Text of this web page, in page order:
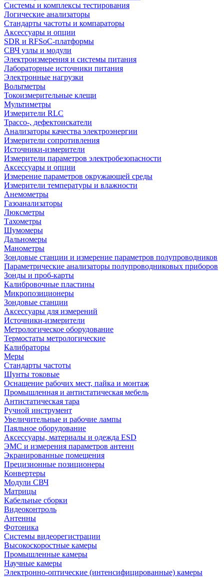
Системы и комплексы тестирования
Логические анализаторы
Стандарты частоты и компараторы
Аксессуары и опции
SDR и RFSoC‑платформы
СВЧ узлы и модули
Электроизмерения и системы питания
Лабораторные источники питания
Электронные нагрузки
Вольтметры
Токоизмерительные клещи
Мультиметры
Измерители RLC
Трассо-, дефектоискатели
Анализаторы качества электроэнергии
Измерители сопротивления
Источники-измерители
Измерители параметров электробезопасности
Аксессуары и опции
Измерение параметров окружающей среды
Измерители температуры и влажности
Анемометры
Газоанализаторы
Люксметры
Тахометры
Шумомеры
Дальномеры
Манометры
Зондовые станции и измерение параметров полупроводников
Параметрические анализаторы полупроводниковых приборов
Зонды и проб-карты
Калибровочные пластины
Микропозиционеры
Зондовые станции
Аксессуары для измерений
Источники-измерители
Метрологическое оборудование
Термостаты метрологические
Калибраторы
Меры
Стандарты частоты
Шунты токовые
Оснащение рабочих мест, пайка и монтаж
Промышленная и антистатическая мебель
Антистатическая тара
Ручной инструмент
Увеличительные и рабочие лампы
Паяльное оборудование
Аксессуары, материалы и одежда ESD
ЭМС и измерения параметров антенн
Экранированные помещения
Прецизионные позиционеры
Конвертеры
Модули СВЧ
Матрицы
Кабельные сборки
Видеоконтроль
Антенны
Фотоника
Cистемы видеорегистрации
Высокоскоростные камеры
Промышленные камеры
Научные камеры
Электронно-оптические (интенсифицированные) камеры